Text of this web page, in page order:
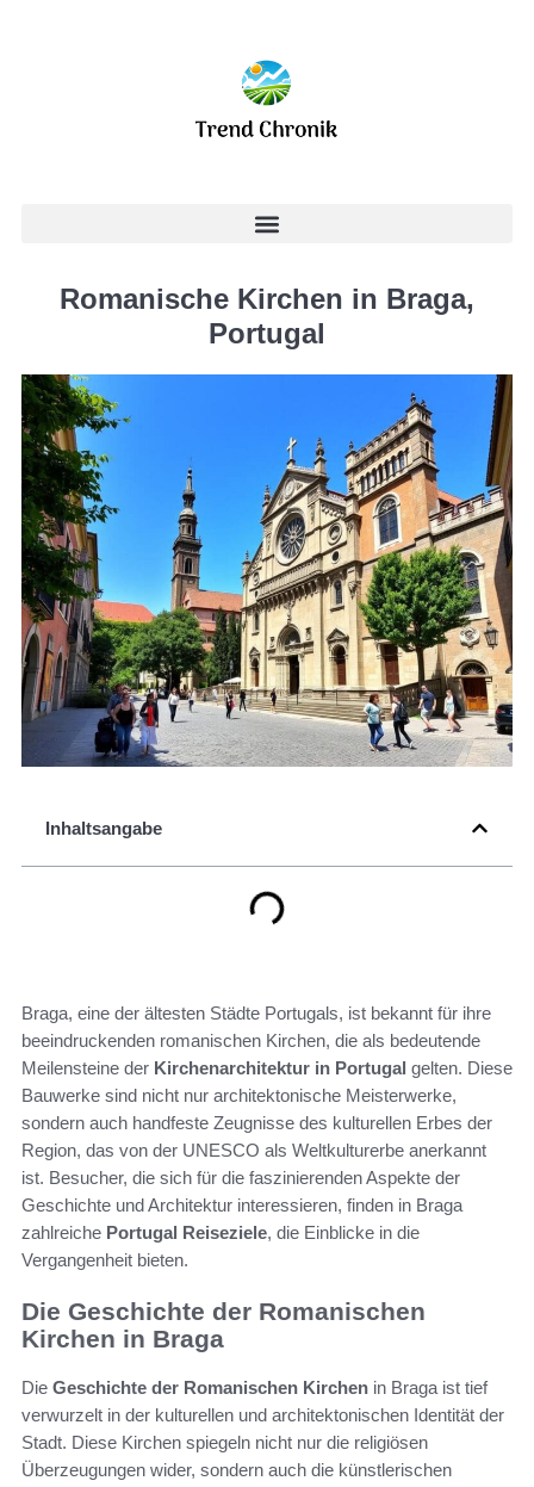
Romanische Kirchen in Braga,
Portugal
Inhaltsangabe
Braga, eine der ältesten Städte Portugals, ist bekannt für ihre
beeindruckenden romanischen Kirchen, die als bedeutende
Meilensteine der Kirchenarchitektur in Portugal gelten. Diese
Bauwerke sind nicht nur architektonische Meisterwerke,
sondern auch handfeste Zeugnisse des kulturellen Erbes der
Region, das von der UNESCO als Weltkulturerbe anerkannt
ist. Besucher, die sich für die faszinierenden Aspekte der
Geschichte und Architektur interessieren, finden in Braga
zahlreiche Portugal Reiseziele, die Einblicke in die
Vergangenheit bieten.
Die Geschichte der Romanischen
Kirchen in Braga
Die Geschichte der Romanischen Kirchen in Braga ist tief
verwurzelt in der kulturellen und architektonischen Identität der
Stadt. Diese Kirchen spiegeln nicht nur die religiösen
Überzeugungen wider, sondern auch die künstlerischen